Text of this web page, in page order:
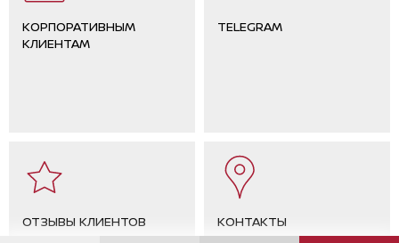
КОРПОРАТИВНЫМ
КЛИЕНТАМ
TELEGRAM
ОТЗЫВЫ КЛИЕНТОВ КОНТАКТЫ